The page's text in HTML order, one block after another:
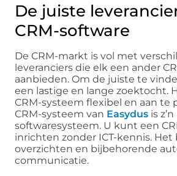
De juiste
CRM-software
De CRM-markt is vol met
leveranciers die elk een ander
aanbieden. Om de juiste te
een lastige en lange zoektocht.
CRM-systeem flexibel en aan te
CRM-systeem van Easydus is z’n
softwaresysteem. U kunt een
inrichten zonder ICT-kennis.
overzichten en bijbehorende
communicatie.